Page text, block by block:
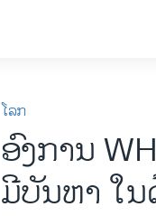
ໂລກ
ອົງການ
ມີບັນຫາ ໃ